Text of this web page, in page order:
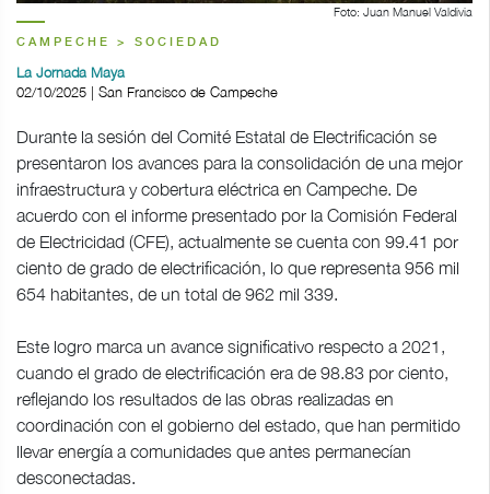
Foto: Juan Manuel Valdivia
CAMPECHE > SOCIEDAD
La Jornada Maya
02/10/2025 | San Francisco de Campeche
Durante la sesión del Comité Estatal de Electrificación se
presentaron los avances para la consolidación de una mejor
infraestructura y cobertura eléctrica en Campeche. De
acuerdo con el informe presentado por la Comisión Federal
de Electricidad (CFE), actualmente se cuenta con 99.41 por
ciento de grado de electrificación, lo que representa 956 mil
654 habitantes, de un total de 962 mil 339.
Este logro marca un avance significativo respecto a 2021,
cuando el grado de electrificación era de 98.83 por ciento,
reflejando los resultados de las obras realizadas en
coordinación con el gobierno del estado, que han permitido
llevar energía a comunidades que antes permanecían
desconectadas.